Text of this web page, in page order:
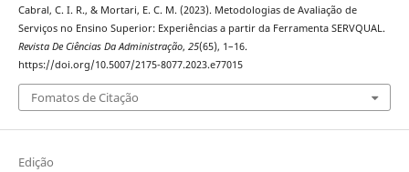
Cabral, C. I. R., & Mortari, E. C. M. (2023). Metodologias de Avaliação de
Serviços no Ensino Superior: Experiências a partir da Ferramenta SERVQUAL.
Revista De Ciências Da Administração, 25(65), 1–16.
https://doi.org/10.5007/2175-8077.2023.e77015
Fomatos de Citação
Edição